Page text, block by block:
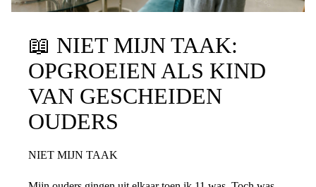
📖 NIET MIJN TAAK:
OPGROEIEN ALS KIND
VAN GESCHEIDEN
OUDERS
NIET MIJN TAAK